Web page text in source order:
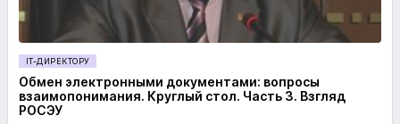
IT-ДИРЕКТОРУ
Обмен электронными документами: вопросы
взаимопонимания. Круглый стол. Часть 3. Взгляд
РОСЭУ